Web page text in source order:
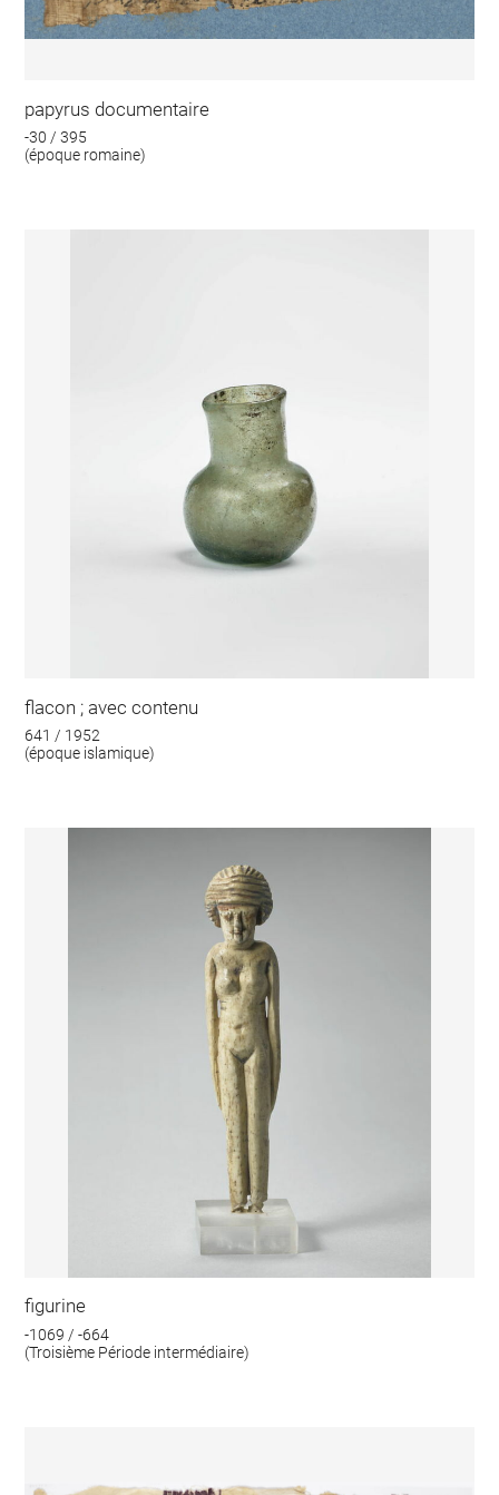
papyrus documentaire
-30 / 395
(époque romaine)
flacon ; avec contenu
641 / 1952
(époque islamique)
figurine
-1069 / -664
(Troisième Période intermédiaire)